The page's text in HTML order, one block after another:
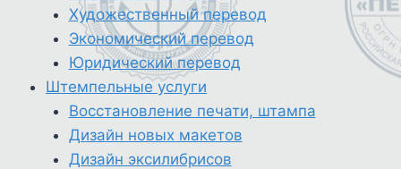
Художественный перевод
Экономический перевод
Юридический перевод
Штемпельные услуги
Восстановление печати, штампа
Дизайн новых макетов
Дизайн эксилибрисов